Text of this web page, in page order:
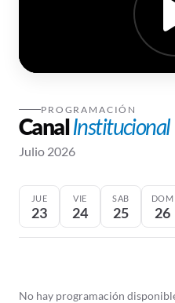
PROGRAMACIÓN
CanalInstitucional
Julio 2026
JUE
23
VIE
24
SAB
25
DOM
26
No hay programación